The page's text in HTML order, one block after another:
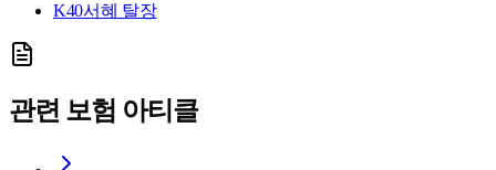
K40서혜 탈장
관련 보험 아티클